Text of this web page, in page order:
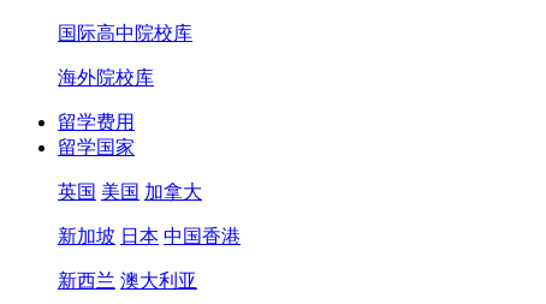
国际高中院校库
海外院校库
留学费用
留学国家
英国 美国 加拿大
新加坡 日本 中国香港
新西兰 澳大利亚